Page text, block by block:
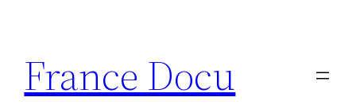
contenu
France Docu